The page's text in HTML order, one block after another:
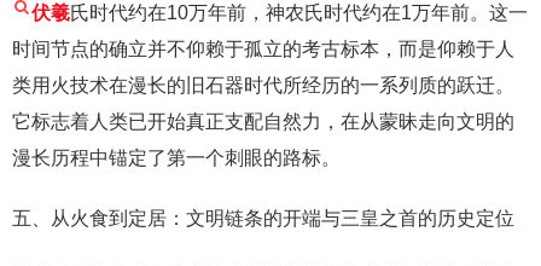
伏羲氏时代约在10万年前，神农氏时代约在1万年前。这一
时间节点的确立并不仰赖于孤立的考古标本，而是仰赖于人
类用火技术在漫长的旧石器时代所经历的一系列质的跃迁。
它标志着人类已开始真正支配自然力，在从蒙昧走向文明的
漫长历程中锚定了第一个刺眼的路标。
五、从火食到定居：文明链条的开端与三皇之首的历史定位